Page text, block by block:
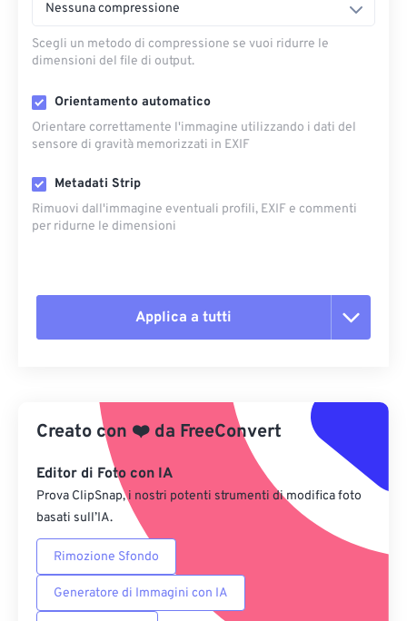
Nessuna compressione
Scegli un metodo di compressione se vuoi ridurre le
dimensioni del file di output.
Orientamento automatico
Orientare correttamente l'immagine utilizzando i dati del
sensore di gravità memorizzati in EXIF
Metadati Strip
Rimuovi dall'immagine eventuali profili, EXIF ​​e commenti
per ridurne le dimensioni
Applica a tutti
Applica da preimpostazione
Salva come predefinito
Creato con ❤️ da FreeConvert
Editor di Foto con IA
Prova ClipSnap, i nostri potenti strumenti di modifica foto
basati sull’IA.
Rimozione Sfondo
Generatore di Immagini con IA